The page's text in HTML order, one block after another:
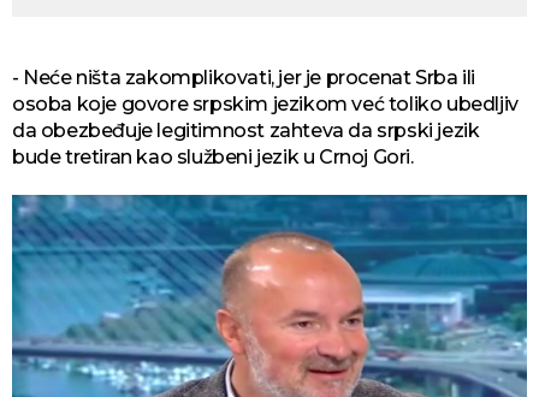
- Neće ništa zakomplikovati, jer je procenat Srba ili
osoba koje govore srpskim jezikom već toliko ubedljiv
da obezbeđuje legitimnost zahteva da srpski jezik
bude tretiran kao službeni jezik u Crnoj Gori.